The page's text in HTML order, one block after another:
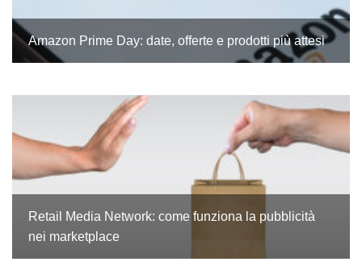
Amazon Prime Day: date, offerte e prodotti più attesi
Retail Media Network: come funziona la pubblicità
nei marketplace